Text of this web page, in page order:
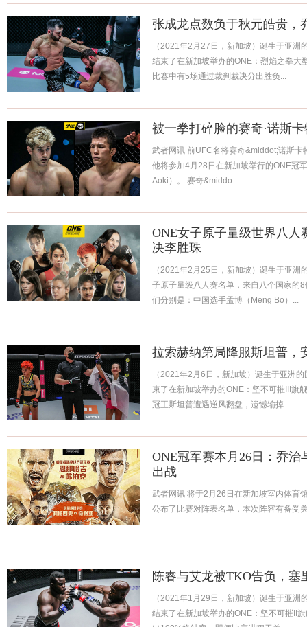
张成龙点数负于秋元皓贵，
（2021年2月27日，新加坡）诞生于亚
结束了在新加坡举办的ONE：烈焰之拳大
比赛中有5场通过裁判裁决分出胜负...
被一拳打碎脸的赛奇·诺斯
武者网讯 前UFC名将赛奇&middot;诺斯
他将参加4月28日在新加坡举行的ONE冠
Aoki）。 赛奇&middo...
ONE女子原子量级世界八人
决李胜珠
（2021年2月25日，新加坡）诞生于亚洲
子原子量级八人赛名单，来自八个国家的
们分别是：中国选手孟博（Meng Bo）...
拉索赫纳第局降服斯坦普，
（2021年2月6日，新加坡）诞生于亚洲
束了在新加坡举办的ONE：坚不可摧III旗
冠王斯坦普遭遇逆风翻盘，遗憾输掉...
ONE冠军赛本月26日：乔
出战
武者网讯 将于2月26日在新加坡室内体育
公布了比赛对阵表名单，本次阵容有备受
陈睿与艾龙被TKO告负，
（2021年1月29日，新加坡）诞生于亚
结束了在新加坡举办的ONE：坚不可摧II